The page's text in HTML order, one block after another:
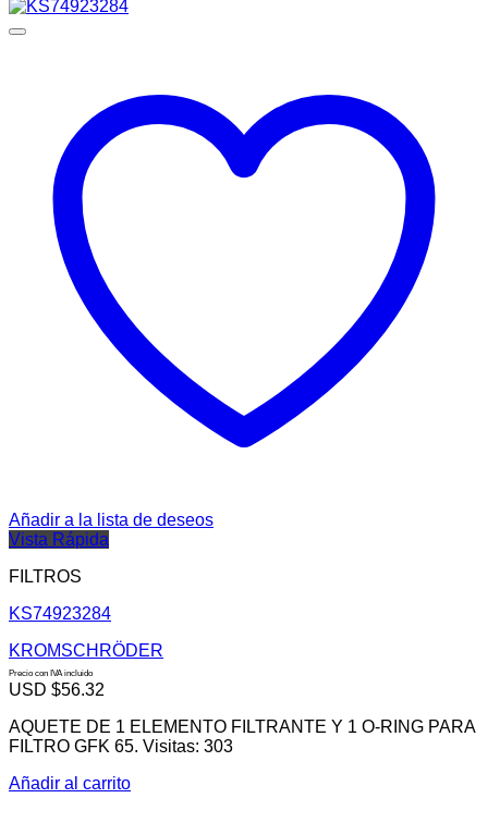
Añadir a la lista de deseos
Vista Rápida
FILTROS
KS74923284
KROMSCHRÖDER
Precio con IVA incluido
USD $56.32
AQUETE DE 1 ELEMENTO FILTRANTE Y 1 O-RING PARA
FILTRO GFK 65. Visitas: 303
Añadir al carrito